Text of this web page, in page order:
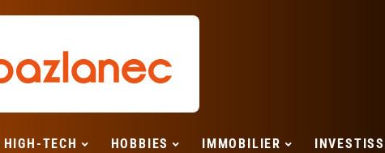
HIGH-TECH HOBBIES IMMOBILIER